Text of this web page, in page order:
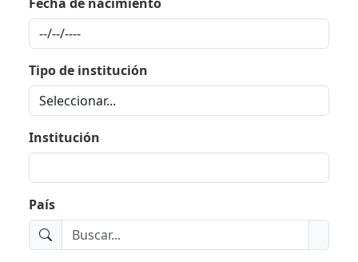
Tipo de institución
Institución
País